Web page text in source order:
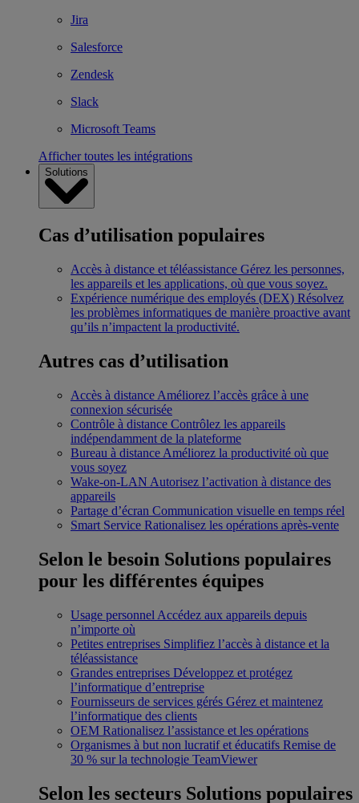
Jira
Salesforce
Zendesk
Slack
Microsoft Teams
Afficher toutes les intégrations
Solutions
Cas d’utilisation populaires
Accès à distance et téléassistance Gérez les personnes,
les appareils et les applications, où que vous soyez.
Expérience numérique des employés (DEX) Résolvez
les problèmes informatiques de manière proactive avant
qu’ils n’impactent la productivité.
Autres cas d’utilisation
Accès à distance Améliorez l’accès grâce à une
connexion sécurisée
Contrôle à distance Contrôlez les appareils
indépendamment de la plateforme
Bureau à distance Améliorez la productivité où que
vous soyez
Wake-on-LAN Autorisez l’activation à distance des
appareils
Partage d’écran Communication visuelle en temps réel
Smart Service Rationalisez les opérations après-vente
Selon le besoin Solutions populaires
pour les différentes équipes
Usage personnel Accédez aux appareils depuis
n’importe où
Petites entreprises Simplifiez l’accès à distance et la
téléassistance
Grandes entreprises Développez et protégez
l’informatique d’entreprise
Fournisseurs de services gérés Gérez et maintenez
l’informatique des clients
OEM Rationalisez l’assistance et les opérations
Organismes à but non lucratif et éducatifs Remise de
30 % sur la technologie TeamViewer
Selon les secteurs Solutions populaires